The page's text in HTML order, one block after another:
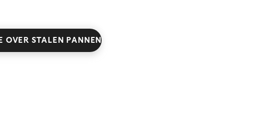
OVER STALEN PANNEN